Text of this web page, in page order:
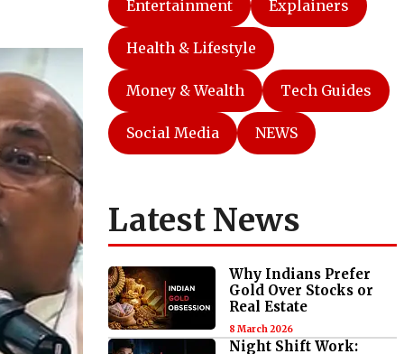
Entertainment Explainers
Health & Lifestyle
Money & Wealth Tech Guides
Social Media NEWS
Latest News
Why Indians Prefer
Gold Over Stocks or
Real Estate
8 March 2026
Night Shift Work: